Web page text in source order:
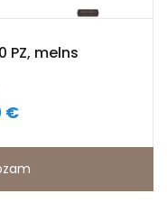
PZ, melns
€